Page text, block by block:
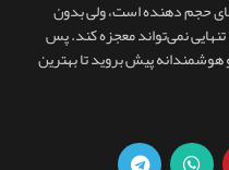
حجم دهنده است، ولی بدون
نمی‌تواند معجزه کند. پس
هوشمندانه پیش بروید تا بهترین